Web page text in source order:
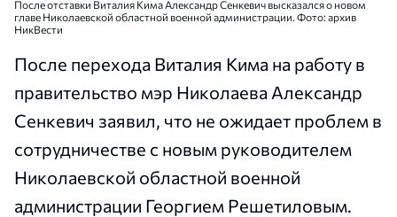
После отставки Виталия Кима Александр Сенкевич высказался о новом
главе Николаевской областной военной администрации. Фото: архив
НикВести
После перехода Виталия Кима на работу в
правительство мэр Николаева Александр
Сенкевич заявил, что не ожидает проблем в
сотрудничестве с новым руководителем
Николаевской областной военной
администрации Георгием Решетиловым.